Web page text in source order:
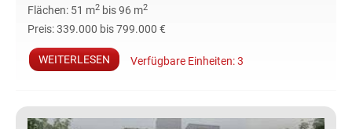
Flächen: 51 m2 bis 96 m2
Preis:339.000 bis 799.000 €
WEITERLESEN Verfügbare Einheiten:3